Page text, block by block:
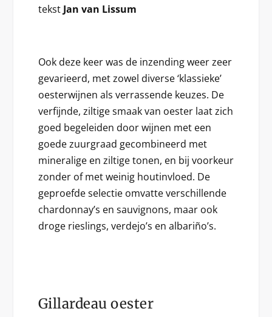
tekst Jan van Lissum
Ook deze keer was de inzending weer zeer
gevarieerd, met zowel diverse ‘klassieke’
oesterwijnen als verrassende keuzes. De
verfijnde, ziltige smaak van oester laat zich
goed begeleiden door wijnen met een
goede zuurgraad gecombineerd met
mineralige en ziltige tonen, en bij voorkeur
zonder of met weinig houtinvloed. De
geproefde selectie omvatte verschillende
chardonnay’s en sauvignons, maar ook
droge rieslings, verdejo’s en albariño’s.
Gillardeau oester